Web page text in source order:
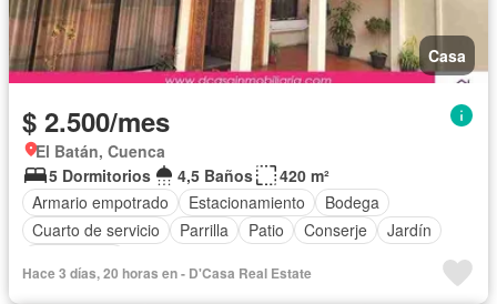
Casa
$ 2.500/mes
El Batán, Cuenca
5 Dormitorios
4,5 Baños
420 m²
Armario empotrado
Estacionamiento
Bodega
Cuarto de servicio
Parrilla Patio Conserje
Jardín
Hace 3 días, 20 horas en - D'Casa Real Estate